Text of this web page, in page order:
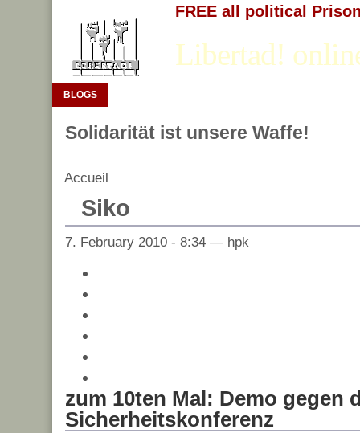
FREE all political
Libertad!
BLOGS
Solidarität ist unsere Waffe!
Accueil
Siko
7. February 2010 - 8:34 — hpk
zum 10ten Mal: Demo gegen
Sicherheitskonferenz